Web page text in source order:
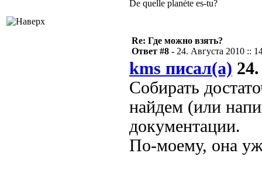
De quelle planète es-tu?
Re: Где можно взять?
Ответ #8 - 24. Августа 2010 ::
kms писал(а)
Собирать
найдем (или
документации.
По-моему, она